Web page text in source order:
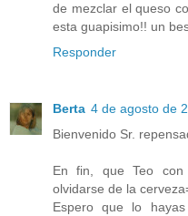
de mezclar el queso
esta guapisimo!! un
Responder
Berta 4 de agosto de
Bienvenido Sr.
En fin, que Teo
olvidarse de la
Espero que lo